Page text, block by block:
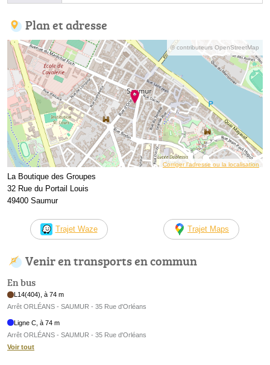
Plan et adresse
© contributeurs OpenStreetMap
Corriger l’adresse ou la localisation
La Boutique des Groupes
32 Rue du Portail Louis
49400 Saumur
Trajet Waze Trajet Maps
Venir en transports en commun
En bus
L14(404), à 74 m
Arrêt ORLÉANS - SAUMUR - 35 Rue d'Orléans
Ligne C, à 74 m
Arrêt ORLÉANS - SAUMUR - 35 Rue d'Orléans
Voir tout